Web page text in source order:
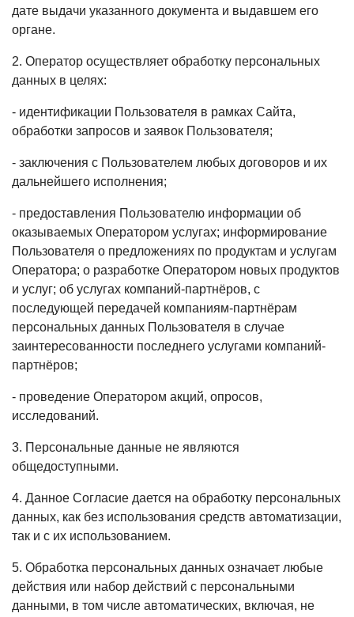
дате выдачи указанного документа и выдавшем его
органе.
2. Оператор осуществляет обработку персональных
данных в целях:
- идентификации Пользователя в рамках Сайта,
обработки запросов и заявок Пользователя;
- заключения с Пользователем любых договоров и их
дальнейшего исполнения;
- предоставления Пользователю информации об
оказываемых Оператором услугах; информирование
Пользователя о предложениях по продуктам и услугам
Оператора; о разработке Оператором новых продуктов
и услуг; об услугах компаний-партнёров, с
последующей передачей компаниям-партнёрам
персональных данных Пользователя в случае
заинтересованности последнего услугами компаний-
партнёров;
- проведение Оператором акций, опросов,
исследований.
3. Персональные данные не являются
общедоступными.
4. Данное Согласие дается на обработку персональных
данных, как без использования средств автоматизации,
так и с их использованием.
5. Обработка персональных данных означает любые
действия или набор действий с персональными
данными, в том числе автоматических, включая, не